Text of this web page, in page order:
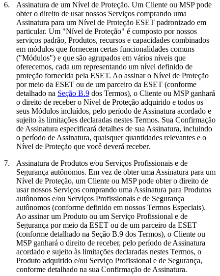
6.
Assinatura de um Nível de Proteção. Um Cliente ou MSP pode
obter o direito de usar nossos Serviços comprando uma
Assinatura para um Nível de Proteção ESET padronizado em
particular. Um "Nível de Proteção" é composto por nossos
serviços padrão, Produtos, recursos e capacidades combinados
em módulos que fornecem certas funcionalidades comuns
("Módulos") e que são agrupados em vários níveis que
oferecemos, cada um representando um nível definido de
proteção fornecida pela ESET. Ao assinar o Nível de Proteção
por meio da ESET ou de um parceiro da ESET (conforme
detalhado na Seção B.9 dos Termos), o Cliente ou MSP ganhará
o direito de receber o Nível de Proteção adquirido e todos os
seus Módulos incluídos, pelo período de Assinatura acordado e
sujeito às limitações declaradas nestes Termos. Sua Confirmação
de Assinatura especificará detalhes de sua Assinatura, incluindo
o período de Assinatura, quaisquer quantidades relevantes e o
Nível de Proteção que você deverá receber.
7.
Assinatura de Produtos e/ou Serviços Profissionais e de
Segurança autônomos. Em vez de obter uma Assinatura para um
Nível de Proteção, um Cliente ou MSP pode obter o direito de
usar nossos Serviços comprando uma Assinatura para Produtos
autônomos e/ou Serviços Profissionais e de Segurança
autônomos (conforme definido em nossos Termos Especiais).
Ao assinar um Produto ou um Serviço Profissional e de
Segurança por meio da ESET ou de um parceiro da ESET
(conforme detalhado na Seção B.9 dos Termos), o Cliente ou
MSP ganhará o direito de receber, pelo período de Assinatura
acordado e sujeito às limitações declaradas nestes Termos, o
Produto adquirido e/ou Serviço Profissional e de Segurança,
conforme detalhado na sua Confirmação de Assinatura.